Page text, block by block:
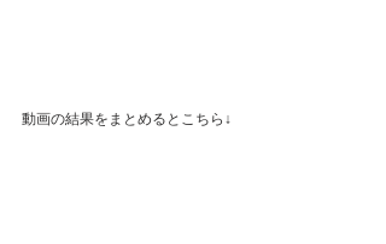
動画の結果をまとめるとこちら↓